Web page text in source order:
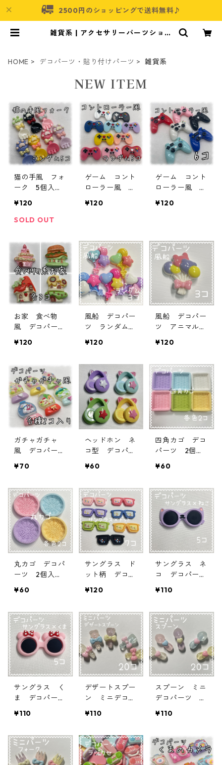
2500円のショッピングで送料無料♪
雑貨系 | アクセサリーパーツショッ
HOME
デコパーツ・貼り付けパーツ 雑貨系
NEW ITEM
猫の手風 フォ
ーク 5個入
ーツ【DP-NK-F
K-R5】
¥120
SOLD OUT
ゲーム コント
ローラー風 5
けパーツ【DP-
¥120
ゲーム コント
ローラー風 6
けパーツ【DP-
¥120
お家 食べ物
風 デコパー
H】
¥120
風船 デコパー
ツ ランダム
¥120
風船 デコパー
ツ アニマル
¥120
ガチャガチャ
風 デコパー
貼り付けパーツ
¥70
ヘッドホン ネ
コ型 デコパー
貼り付けパーツ
¥60
四角カゴ デコ
パーツ 2個入
ーツ【DP-KG0
¥60
丸カゴ デコパ
ーツ 2個入
ーツ【DP-KG0
¥60
サングラス ド
ット柄 デコパ
り 貼り付けパ
DD】
¥120
サングラス ネ
コ デコパー
貼り付けパーツ
C】
¥110
サングラス く
ま デコパー
貼り付けパーツ
B】
¥110
デザートスプー
ン ミニデコパ
ミックス 20
けパーツ【DP-
miniC03】
¥110
スプーン ミニ
デコパーツ ラ
ス 20個入
ーツ【DP-mini
C02】
¥110